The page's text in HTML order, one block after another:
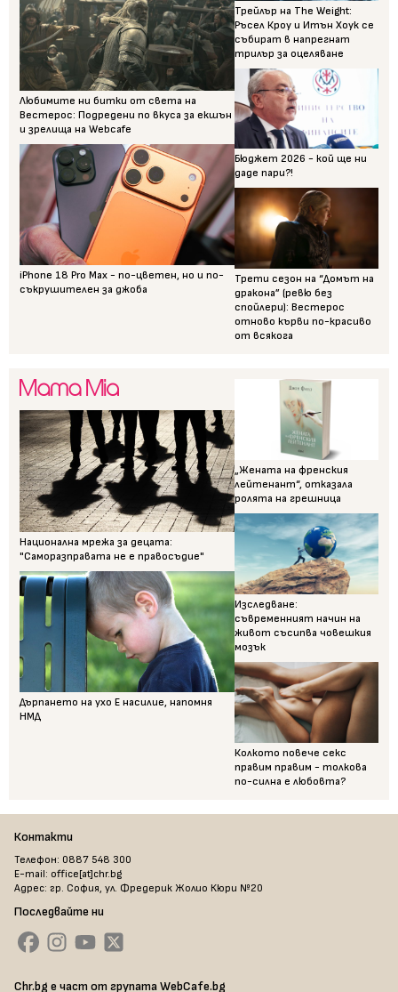
Любимите ни битки от света на
Вестерос: Подредени по вкуса за екшън
и зрелища на Webcafe
iPhone 18 Pro Max - по-цветен, но и по-
съкрушителен за джоба
Трейлър на The Weight:
Ръсел Кроу и Итън Хоук се
събират в напрегнат
трилър за оцеляване
Бюджет 2026 - кой ще ни
даде пари?!
Трети сезон на “Домът на
дракона” (ревю без
спойлери): Вестерос
отново кърви по-красиво
от всякога
Национална мрежа за децата:
"Саморазправата не е правосъдие"
Дърпането на ухо Е насилие, напомня
НМД
„Жената на френския
лейтенант“, отказала
ролята на грешница
Изследване:
съвременният начин на
живот съсипва човешкия
мозък
Колкото повече секс
правим правим - толкова
по-силна е любовта?
Контакти
Телефон: 0887 548 300
E-mail: office[at]chr.bg
Адрес: гр. София, ул. Фредерик Жолио Кюри №20
Последвайте ни
Chr.bg е част от групата WebCafe.bg